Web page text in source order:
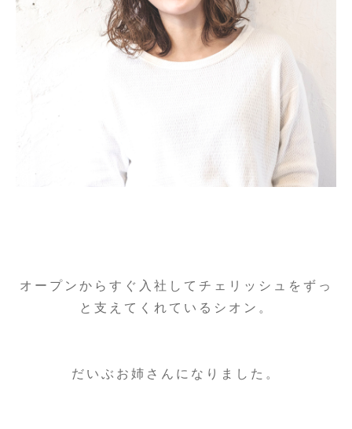
オープンからすぐ入社してチェリッシュをずっ
と支えてくれているシオン。
だいぶお姉さんになりました。